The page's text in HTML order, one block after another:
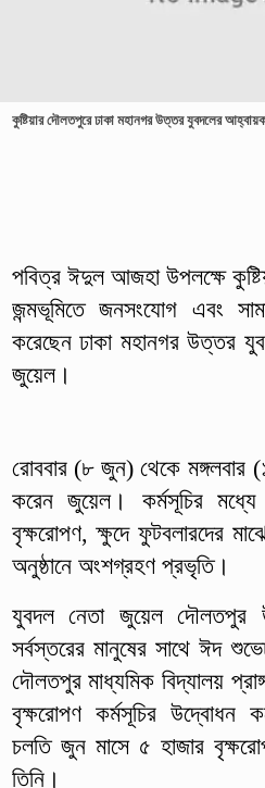
কুষ্টিয়ার দৌলতপুরে ঢাকা মহানগর উত্তর যুবদলের
পবিত্র ঈদুল আজহা উপলক্ষে
জন্মভূমিতে জনসংযোগ এবং
করেছেন ঢাকা মহানগর উত্তর
জুয়েল।
রোববার (৮ জুন) থেকে মঙ্গলবার
করেন জুয়েল। কর্মসূচির মধ্যে
বৃক্ষরোপণ, ক্ষুদে ফুটবলারদের
অনুষ্ঠানে অংশগ্রহণ প্রভৃতি।
যুবদল নেতা জুয়েল দৌলতপুর
সর্বস্তরের মানুষের সাথে ঈদ
দৌলতপুর মাধ্যমিক বিদ্যালয়
বৃক্ষরোপণ কর্মসূচির উদ্বোধন
চলতি জুন মাসে ৫ হাজার
তিনি।